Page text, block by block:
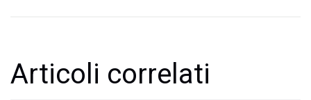
Articoli correlati